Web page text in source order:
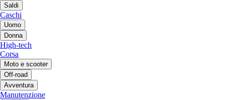
Saldi
Caschi
Uomo
Donna
High-tech
Corsa
Moto e scooter
Off-road
Avventura
Manutenzione